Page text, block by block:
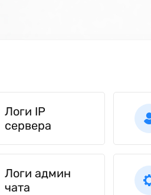
Логи IP
сервера
Логи админ
чата